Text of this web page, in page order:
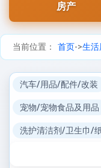
房产
当前位置： 首页->生活
汽车/用品/配件/改装
宠物/宠物食品及用品
洗护清洁剂/卫生巾/